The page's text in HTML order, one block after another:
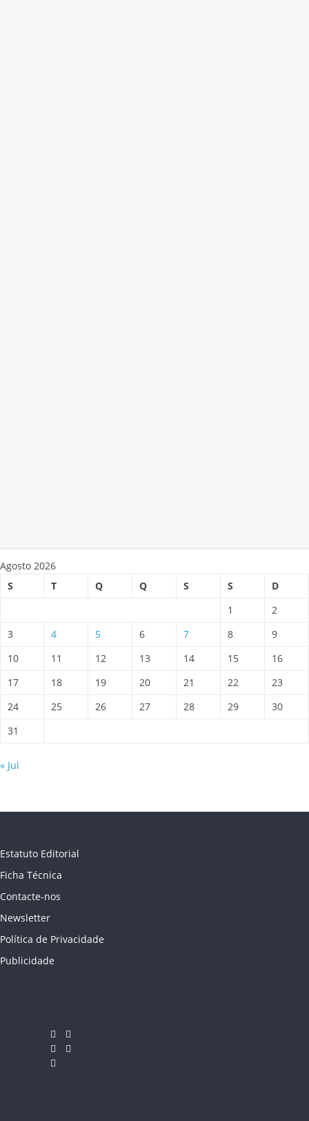
Agosto 2026
S
T Q Q S S
D
1
2
3
4 5 6 7 8
9
10
11 12 13 14 15
16
17
18 19 20 21 22
23
24
25 26 27 28 29
30
31
« Jul
Estatuto Editorial
Ficha Técnica
Contacte-nos
Newsletter
Política de Privacidade
Publicidade